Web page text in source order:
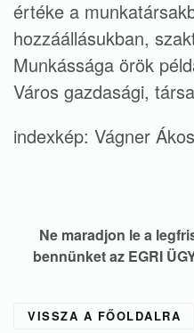
értéke a
hozzáállásukban,
Munkássága örök
Város gazdasági,
indexkép: Vágner
Ne maradjon le a
bennünket az EGRI
VISSZA A FŐOLDALRA